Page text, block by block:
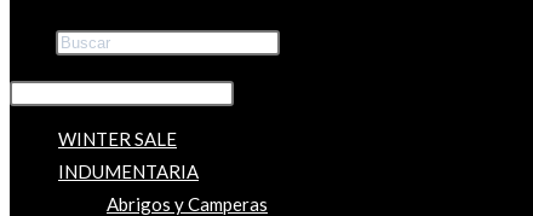
WINTER SALE
INDUMENTARIA
Abrigos y Camperas